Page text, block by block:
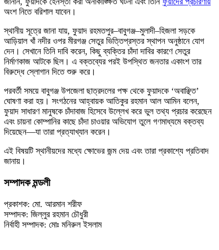
অংশ নিতে বরিশাল যাবেন।
স্থানীয় সূত্রে জানা যায়, ফুয়াদ রহমতপুর–বাবুগঞ্জ–মুলাদী–হিজলা সড়কে
আড়িয়াল খাঁ নদীর ওপর মীরগঞ্জ সেতুর ভিত্তিপ্রস্তর স্থাপন অনুষ্ঠানে যোগ
দেন। সেখানে তিনি দাবি করেন, কিছু ব্যক্তির চাঁদা দাবির কারণে সেতুর
নির্মাণকাজ আটকে ছিল। এ বক্তব্যের পরই উপস্থিত জনতার একাংশ তার
বিরুদ্ধে স্লোগান দিতে শুরু করে।
পরবর্তী সময়ে বাবুগঞ্জ উপজেলা ছাত্রদলের পক্ষ থেকে ফুয়াদকে ‘অবাঞ্ছিত’
ঘোষণা করা হয়। সংগঠনের আহ্বায়ক আতিকুর রহমান আল আমিন বলেন,
ফুয়াদ সাধারণ মানুষকে চাঁদাবাজ হিসেবে উল্লেখ করে ভুল তথ্য প্রচার করেছেন
এবং চায়না কোম্পানির কাছে চাঁদা চাওয়ার অভিযোগ তুলে গণমাধ্যমে বক্তব্য
দিয়েছেন—যা তারা প্রত্যাখ্যান করেন।
এই বিষয়টি স্থানীয়দের মধ্যে ক্ষোভের জন্ম দেয় এবং তারা প্রকাশ্যে প্রতিবাদ
জানায়।
সম্পাদক মন্ডলী
প্রকাশক: মো. আরমান শরীফ
সম্পাদক: জিল্লুর রহমান চৌধুরী
নির্বাহী সম্পাদক: মোঃ মনিরুল ইসলাম